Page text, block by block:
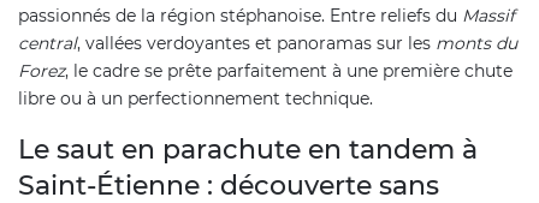
passionnés de la région stéphanoise. Entre reliefs du Massif
central, vallées verdoyantes et panoramas sur les monts du
Forez, le cadre se prête parfaitement à une première chute
libre ou à un perfectionnement technique.
Le saut en parachute en tandem à
Saint-Étienne : découverte sans